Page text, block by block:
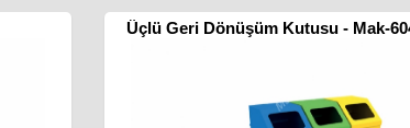
Üçlü Geri Dönüşüm Kutusu - Mak-